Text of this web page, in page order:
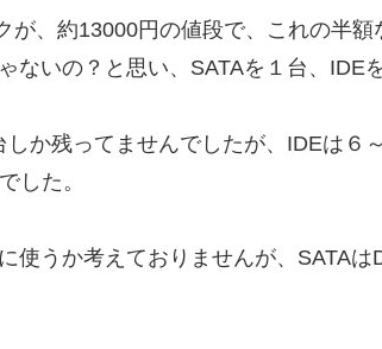
が、約13000円の値段で、これの半額
ないの？と思い、SATAを１台、IDE
か残ってませんでしたが、IDEは６
した。
使うか考えておりませんが、SATA